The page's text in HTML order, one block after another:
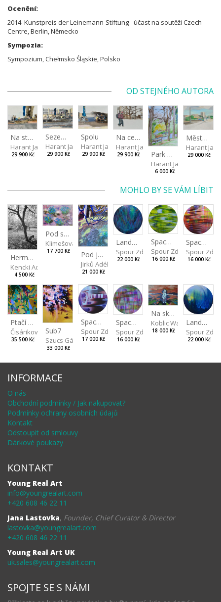
Ocenění:
2014 Kunstpreis der Leinemann-Stiftung - účast na soutěži Czech
Centre, Berlin, Německo
Sympozia:
Sympozium, Chełmsko Śląskie, Polsko
OD STEJNÉHO AUTORA
Na stromových lavicích
Harant Jan
29 900 Kč
Sezení venku pod velkým stromem
Harant Jan
29 900 Kč
Spolu
Harant Jan
29 900 Kč
Na cestě do parku
Harant Jan
29 900 Kč Park v Liberci II
Harant Jan
6 000 Kč
Město pod širým nebem
Harant Jan
29 000 Kč
MOHLO BY SE VÁM LÍBIT
Hermína za stromem
Kencki Adam
4 500 Kč
Pod sakurou
Klimešová Karolína
17 700 Kč Pod jasanem
Jirků Adéla Marie
21 000 Kč
Landscape III
Spour Zdeněk
22 000 Kč
Spaces I
Spour Zdeněk
16 000 Kč
Spaces II
Spour
16 000 Kč
Ptačí perspektiva
Čisáriková Táňa
35 500 Kč
Sub7
Szucs Gábor
33 000 Kč
Spaces IV
Spour Zdeněk
17 000 Kč
Spaces III
Spour Zdeněk
16 000 Kč
Na skalách
Koblic Walterová
18 000 Kč
Landscape II
Spour
22 000 Kč
INFORMACE
O nás
Obchodní podmínky / Jak nakupovat?
Podmínky ochrany osobních údajů
Kontakt
Odstoupit od smlouvy
Dárkové poukazy
KONTAKT
Young Real Art
info@youngrealart.com
+420 608 46 22 11
Jana Lastovka, Founder, Chief Curator & Director
lastovka@youngrealart.com
+420 608 46 22 11
Young Real Art UK
uk.sales@youngrealart.com
SPOJTE SE S NÁMI